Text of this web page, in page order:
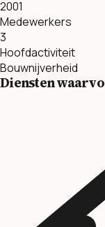
2001
Medewerkers
3
Hoofdactiviteit
Bouwnijverheid
Diensten